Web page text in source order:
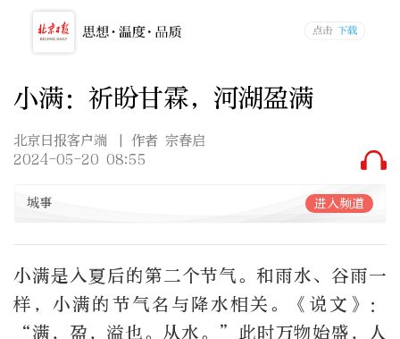
小满：祈盼甘霖，河湖盈满
北京日报客户端
| 作者 宗春启
2024-05-20 08:55
城事 进入频道
小满是入夏后的第二个节气。和雨水、谷雨一
样，小满的节气名与降水相关。《说文》：
“满，盈，溢也。从水。”此时万物始盛，人